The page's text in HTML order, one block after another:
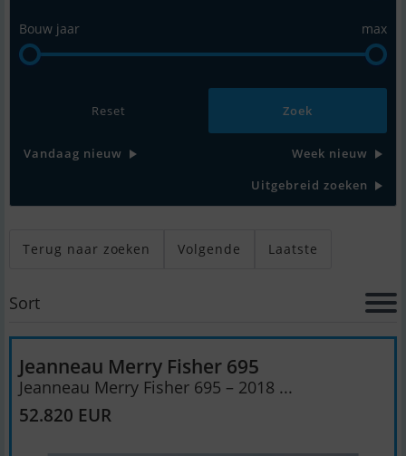
Bouw jaar max
Reset
Vandaag nieuw
Week nieuw
Uitgebreid zoeken
Terug naar zoeken Volgende Laatste
Sort
Jeanneau Merry Fisher 695
Jeanneau Merry Fisher 695 – 2018 ...
52.820 EUR